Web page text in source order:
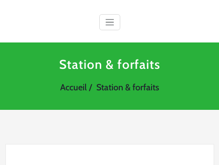
Station & forfaits
Accueil Station & forfaits